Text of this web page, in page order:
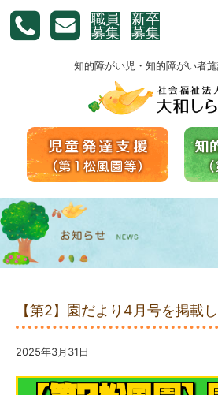
職員
募集
新卒
募集
知的障がい児・知的障がい者
【第2】園だより4月号を掲載
2025年3月31日